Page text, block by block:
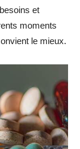
et
moments
le mieux.